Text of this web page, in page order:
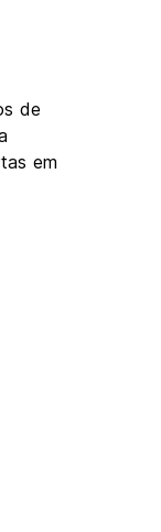
de
em